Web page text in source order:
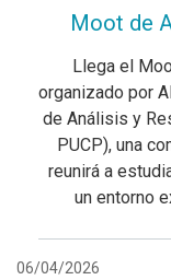
Moot de
Llega el
organizado por
de Análisis y
PUCP), una
reunirá a
un entorno
06/04/2026